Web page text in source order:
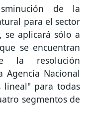
de la
para el sector
se aplicará sólo a
se encuentran
la resolución
Nacional
lineal" para todas
segmentos de